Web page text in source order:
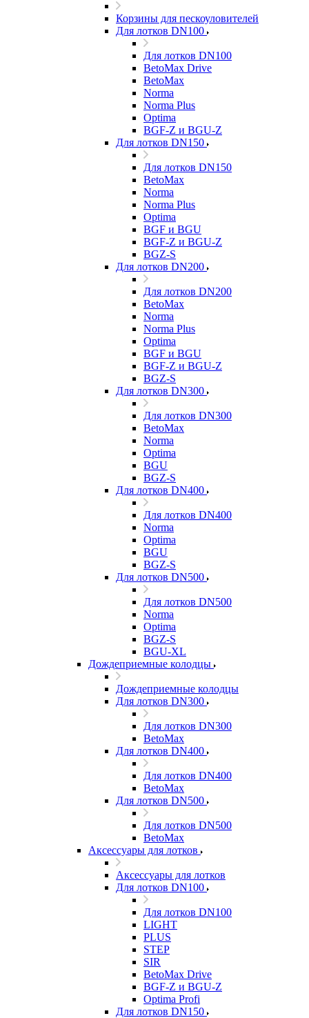
Корзины для пескоуловителей
Для лотков DN100
Для лотков DN100
BetoMax Drive
BetoMax
Norma
Norma Plus
Optima
BGF-Z и BGU-Z
Для лотков DN150
Для лотков DN150
BetoMax
Norma
Norma Plus
Optima
BGF и BGU
BGF-Z и BGU-Z
BGZ-S
Для лотков DN200
Для лотков DN200
BetoMax
Norma
Norma Plus
Optima
BGF и BGU
BGF-Z и BGU-Z
BGZ-S
Для лотков DN300
Для лотков DN300
BetoMax
Norma
Optima
BGU
BGZ-S
Для лотков DN400
Для лотков DN400
Norma
Optima
BGU
BGZ-S
Для лотков DN500
Для лотков DN500
Norma
Optima
BGZ-S
BGU-XL
Дождеприемные колодцы
Дождеприемные колодцы
Для лотков DN300
Для лотков DN300
BetoMax
Для лотков DN400
Для лотков DN400
BetoMax
Для лотков DN500
Для лотков DN500
BetoMax
Аксессуары для лотков
Аксессуары для лотков
Для лотков DN100
Для лотков DN100
LIGHT
PLUS
STEP
SIR
BetoMax Drive
BGF-Z и BGU-Z
Optima Profi
Для лотков DN150